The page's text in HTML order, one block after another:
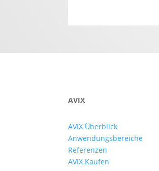
AVIX
AVIX Überblick
Anwendungsbereiche
Referenzen
AVIX Kaufen